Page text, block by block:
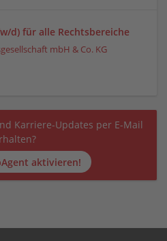
d) für alle Rechtsbereiche
mbH & Co. KG
Karriere-Updates per E-Mail
aktivieren!